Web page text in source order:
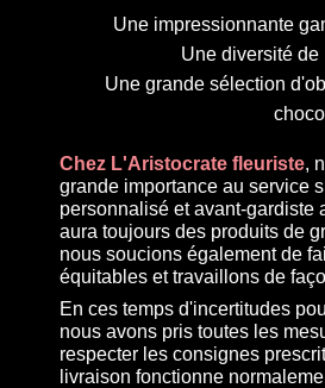
Une impressionnante
Une diversité de
Une grande sélection
Chez L'Aristocrate fleuriste,
grande importance au service
personnalisé et avant-gardiste
aura toujours des produits de
nous soucions également de
équitables et travaillons de
En ces temps d'incertitudes
nous avons pris toutes les
respecter les consignes
livraison fonctionne